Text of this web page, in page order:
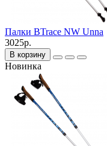
Палки BTrace NW Unna
3025р.
В корзину
Новинка